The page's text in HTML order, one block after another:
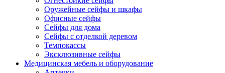
Оружейные сейфы и шкафы
Офисные сейфы
Сейфы для дома
Сейфы с отделкой деревом
Темпокассы
Эксклюзивные сейфы
Медицинская мебель и оборудование